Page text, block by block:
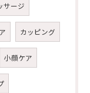
サージ
カッピング
小顔ケア